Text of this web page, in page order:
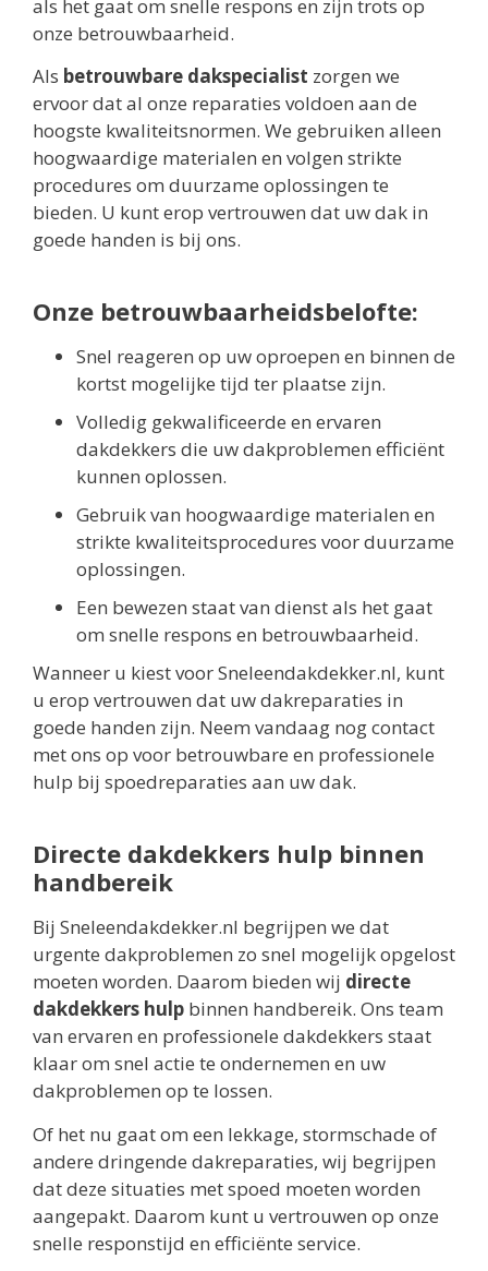
als het gaat om snelle respons en zijn trots op
onze betrouwbaarheid.
Als betrouwbare dakspecialist zorgen we
ervoor dat al onze reparaties voldoen aan de
hoogste kwaliteitsnormen. We gebruiken alleen
hoogwaardige materialen en volgen strikte
procedures om duurzame oplossingen te
bieden. U kunt erop vertrouwen dat uw dak in
goede handen is bij ons.
Onze betrouwbaarheidsbelofte:
Snel reageren op uw oproepen en binnen de
kortst mogelijke tijd ter plaatse zijn.
Volledig gekwalificeerde en ervaren
dakdekkers die uw dakproblemen efficiënt
kunnen oplossen.
Gebruik van hoogwaardige materialen en
strikte kwaliteitsprocedures voor duurzame
oplossingen.
Een bewezen staat van dienst als het gaat
om snelle respons en betrouwbaarheid.
Wanneer u kiest voor Sneleendakdekker.nl, kunt
u erop vertrouwen dat uw dakreparaties in
goede handen zijn. Neem vandaag nog contact
met ons op voor betrouwbare en professionele
hulp bij spoedreparaties aan uw dak.
Directe dakdekkers hulp binnen
handbereik
Bij Sneleendakdekker.nl begrijpen we dat
urgente dakproblemen zo snel mogelijk opgelost
moeten worden. Daarom bieden wij directe
dakdekkers hulp binnen handbereik. Ons team
van ervaren en professionele dakdekkers staat
klaar om snel actie te ondernemen en uw
dakproblemen op te lossen.
Of het nu gaat om een lekkage, stormschade of
andere dringende dakreparaties, wij begrijpen
dat deze situaties met spoed moeten worden
aangepakt. Daarom kunt u vertrouwen op onze
snelle responstijd en efficiënte service.